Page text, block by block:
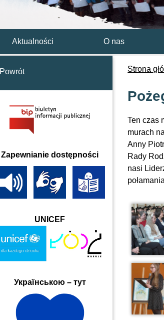
Aktualności O nas
Strona
Ten czas
murach
Anny
Rady
nasi
Powrót
Zapewnianie dostępności
UNICEF
Українською – тут